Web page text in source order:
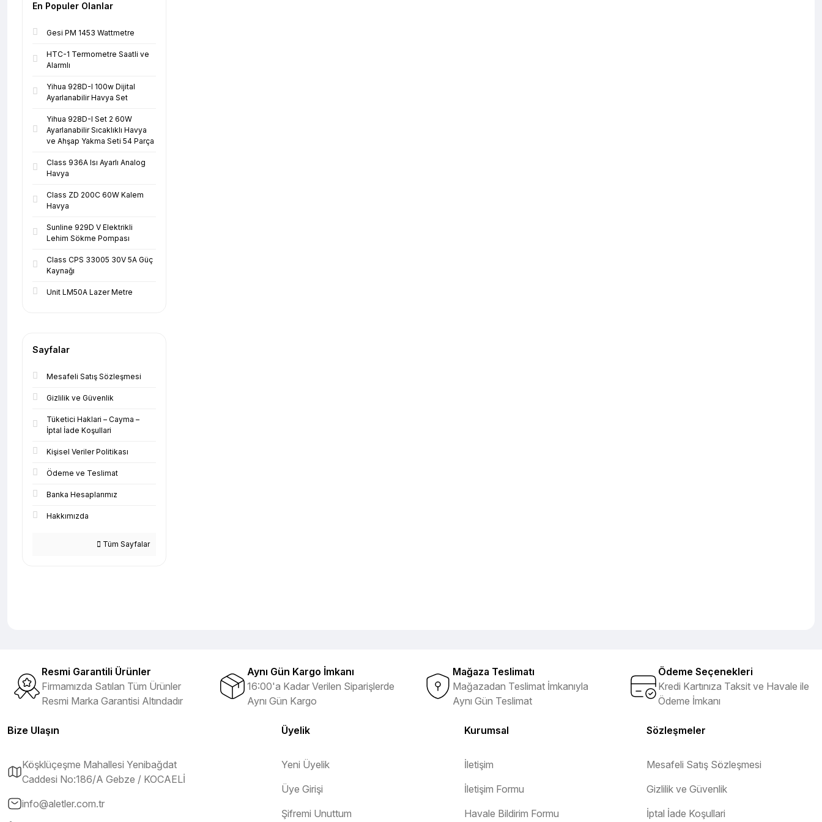
En Populer Olanlar
Gesi PM 1453 Wattmetre
HTC-1 Termometre Saatli ve
Alarmlı
Yihua 928D-I 100w Dijital
Ayarlanabilir Havya Set
Yihua 928D-I Set 2 60W
Ayarlanabilir Sıcaklıklı Havya
ve Ahşap Yakma Seti 54 Parça
Class 936A Isı Ayarlı Analog
Havya
Class ZD 200C 60W Kalem
Havya
Sunline 929D V Elektrikli
Lehim Sökme Pompası
Class CPS 33005 30V 5A Güç
Kaynağı
Unit LM50A Lazer Metre
Sayfalar
Mesafeli Satış Sözleşmesi
Gizlilik ve Güvenlik
Tüketici Haklari – Cayma –
İptal İade Koşullari
Kişisel Veriler Politikası
Ödeme ve Teslimat
Banka Hesaplarımız
Hakkımızda
Tüm Sayfalar
Resmi Garantili Ürünler
Firmamızda Satılan Tüm Ürünler
Resmi Marka Garantisi Altındadır
Aynı Gün Kargo İmkanı
16:00'a Kadar Verilen Siparişlerde
Aynı Gün Kargo
Mağaza Teslimatı
Mağazadan Teslimat İmkanıyla
Aynı Gün Teslimat
Ödeme Seçenekleri
Kredi Kartınıza Taksit ve Havale ile
Ödeme İmkanı
Bize Ulaşın
Köşklüçeşme Mahallesi Yenibağdat
Caddesi No:186/A Gebze / KOCAELİ
info@aletler.com.tr
Üyelik
Yeni Üyelik
Üye Girişi
Şifremi Unuttum
Kurumsal
İletişim
İletişim Formu
Havale Bildirim Formu
Sözleşmeler
Mesafeli Satış Sözleşmesi
Gizlilik ve Güvenlik
İptal İade Koşullari